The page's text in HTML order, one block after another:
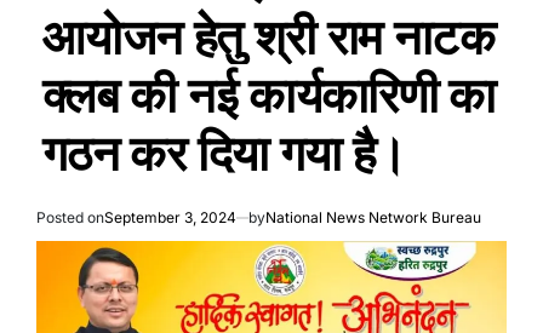
आयोजन हेतु श्री राम नाटक
क्लब की नई कार्यकारिणी का
गठन कर दिया गया है।
Posted onSeptember 3, 2024 byNational News Network Bureau